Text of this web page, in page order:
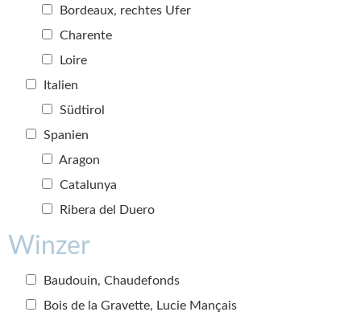
Bordeaux, rechtes Ufer
Charente
Loire
Italien
Südtirol
Spanien
Aragon
Catalunya
Ribera del Duero
Winzer
Baudouin, Chaudefonds
Bois de la Gravette, Lucie Mançais